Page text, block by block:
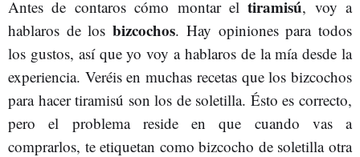
Antes de contaros cómo montar eltiramisú, voy a
hablaros de losbizcochos. Hay opiniones para todos
los gustos, así que yo voy a hablaros de la mía desde la
experiencia. Veréis en muchas recetas que los bizcochos
para hacer tiramisú son los de soletilla. Ésto es correcto,
pero el problema reside en que cuando vas a
comprarlos, te etiquetan como bizcocho de soletilla otra